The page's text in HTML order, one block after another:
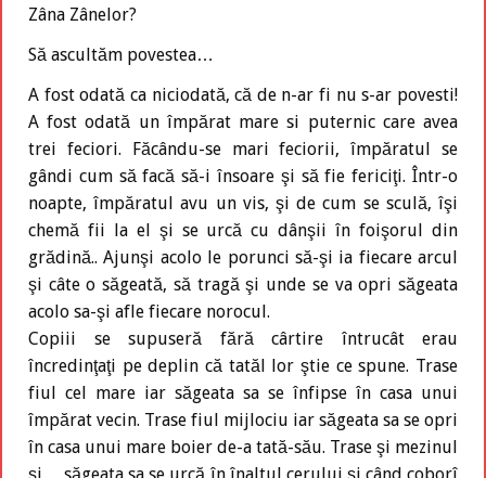
Zâna Zânelor?
Să ascultăm povestea…
A fost odată ca niciodată, că de n-ar fi nu s-ar povesti!
A fost odată un împărat mare si puternic care avea
trei feciori. Făcându-se mari feciorii, împăratul se
gândi cum să facă să-i însoare şi să fie fericiţi. Într-o
noapte, împăratul avu un vis, şi de cum se sculă, îşi
chemă fii la el şi se urcă cu dânşii în foişorul din
grădină.. Ajunşi acolo le porunci să-şi ia fiecare arcul
şi câte o săgeată, să tragă şi unde se va opri săgeata
acolo sa-şi afle fiecare norocul.
Copiii se supuseră fără cârtire întrucât erau
încredinţaţi pe deplin că tatăl lor ştie ce spune. Trase
fiul cel mare iar săgeata sa se înfipse în casa unui
împărat vecin. Trase fiul mijlociu iar săgeata sa se opri
în casa unui mare boier de-a tată-său. Trase şi mezinul